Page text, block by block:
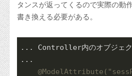
タンスが返ってくるので実際の動
書き換える必要がある。
... Controller内のオブジェク
...
@ModelAttribute (